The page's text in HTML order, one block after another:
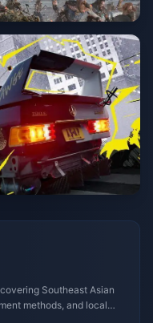
Southeast Asian
methods, and local